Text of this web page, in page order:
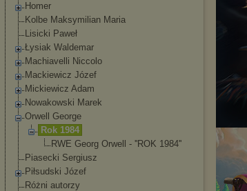
Homer
Kolbe Maksymilian Maria
Lisicki Paweł
Łysiak Waldemar
Machiavelli Niccolo
Mackiewicz Józef
Mickiewicz Adam
Nowakowski Marek
Orwell George
Rok 1984
RWE Georg Orwell - ''ROK 1984''
Piasecki Sergiusz
Piłsudski Józef
Różni autorzy